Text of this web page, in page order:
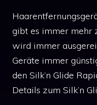
gibt es immer mehr
wird immer
Geräte immer
den Silk’n Glide
Details zum Silk’n